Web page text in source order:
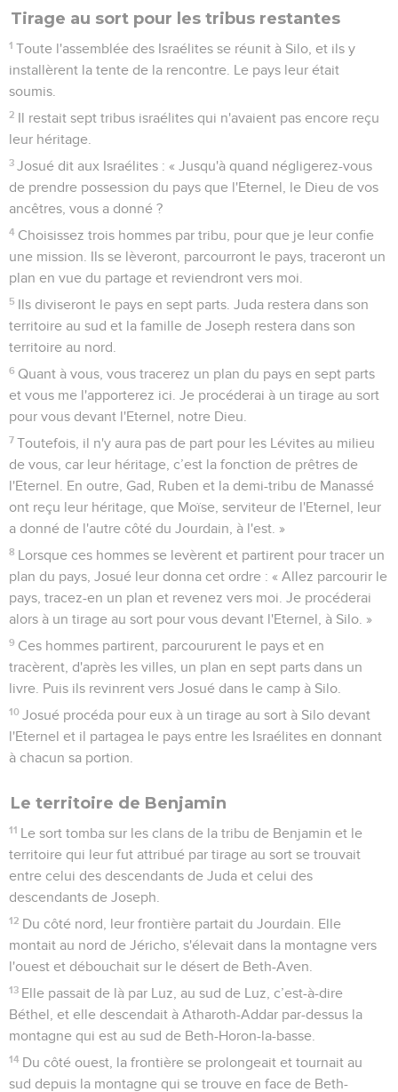
Tirage au sort pour les tribus restantes
1 Toute l'assemblée des Israélites se réunit à Silo, et ils y
installèrent la tente de la rencontre. Le pays leur était
soumis.
2 Il restait sept tribus israélites qui n'avaient pas encore reçu
leur héritage.
3 Josué dit aux Israélites : « Jusqu'à quand négligerez-vous
de prendre possession du pays que l'Eternel, le Dieu de vos
ancêtres, vous a donné ?
4 Choisissez trois hommes par tribu, pour que je leur confie
une mission. Ils se lèveront, parcourront le pays, traceront un
plan en vue du partage et reviendront vers moi.
5 Ils diviseront le pays en sept parts. Juda restera dans son
territoire au sud et la famille de Joseph restera dans son
territoire au nord.
6 Quant à vous, vous tracerez un plan du pays en sept parts
et vous me l'apporterez ici. Je procéderai à un tirage au sort
pour vous devant l'Eternel, notre Dieu.
7 Toutefois, il n'y aura pas de part pour les Lévites au milieu
de vous, car leur héritage, c’est la fonction de prêtres de
l'Eternel. En outre, Gad, Ruben et la demi-tribu de Manassé
ont reçu leur héritage, que Moïse, serviteur de l'Eternel, leur
a donné de l'autre côté du Jourdain, à l'est. »
8 Lorsque ces hommes se levèrent et partirent pour tracer un
plan du pays, Josué leur donna cet ordre : « Allez parcourir le
pays, tracez-en un plan et revenez vers moi. Je procéderai
alors à un tirage au sort pour vous devant l'Eternel, à Silo. »
9 Ces hommes partirent, parcoururent le pays et en
tracèrent, d'après les villes, un plan en sept parts dans un
livre. Puis ils revinrent vers Josué dans le camp à Silo.
10 Josué procéda pour eux à un tirage au sort à Silo devant
l'Eternel et il partagea le pays entre les Israélites en donnant
à chacun sa portion.
Le territoire de Benjamin
11 Le sort tomba sur les clans de la tribu de Benjamin et le
territoire qui leur fut attribué par tirage au sort se trouvait
entre celui des descendants de Juda et celui des
descendants de Joseph.
12 Du côté nord, leur frontière partait du Jourdain. Elle
montait au nord de Jéricho, s'élevait dans la montagne vers
l'ouest et débouchait sur le désert de Beth-Aven.
13 Elle passait de là par Luz, au sud de Luz, c’est-à-dire
Béthel, et elle descendait à Atharoth-Addar par-dessus la
montagne qui est au sud de Beth-Horon-la-basse.
14 Du côté ouest, la frontière se prolongeait et tournait au
sud depuis la montagne qui se trouve en face de Beth-